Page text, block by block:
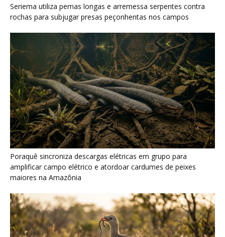
Seriema utiliza pernas longas e arremessa serpentes contra
rochas para subjugar presas peçonhentas nos campos
Poraquê sincroniza descargas elétricas em grupo para
amplificar campo elétrico e atordoar cardumes de peixes
maiores na Amazônia